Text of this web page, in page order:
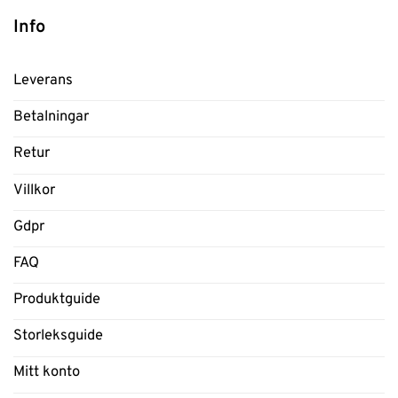
Info
Leverans
Betalningar
Retur
Villkor
Gdpr
FAQ
Produktguide
Storleksguide
Mitt konto